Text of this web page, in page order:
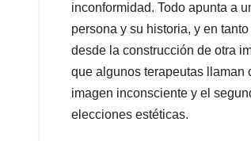
inconformidad. Todo apunta a
persona y su historia, y en
desde la construcción de otra
que algunos terapeutas llaman
imagen inconsciente y el
elecciones estéticas.